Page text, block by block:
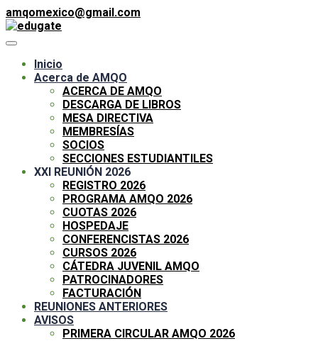
amqomexico@gmail.com
Inicio
Acerca de AMQO
ACERCA DE AMQO
DESCARGA DE LIBROS
MESA DIRECTIVA
MEMBRESÍAS
SOCIOS
SECCIONES ESTUDIANTILES
XXI REUNIÓN 2026
REGISTRO 2026
PROGRAMA AMQO 2026
CUOTAS 2026
HOSPEDAJE
CONFERENCISTAS 2026
CURSOS 2026
CÁTEDRA JUVENIL AMQO
PATROCINADORES
FACTURACIÓN
REUNIONES ANTERIORES
AVISOS
PRIMERA CIRCULAR AMQO 2026